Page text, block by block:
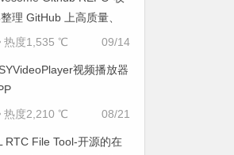
理 GitHub 上高质量、
的开源项目
09/14
热度1,535 ℃
视频播放器
08/21
热度2,210 ℃
RTC File Tool-开源的在